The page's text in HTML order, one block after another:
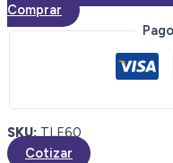
Comprar
SKU: TLE60
Cotizar